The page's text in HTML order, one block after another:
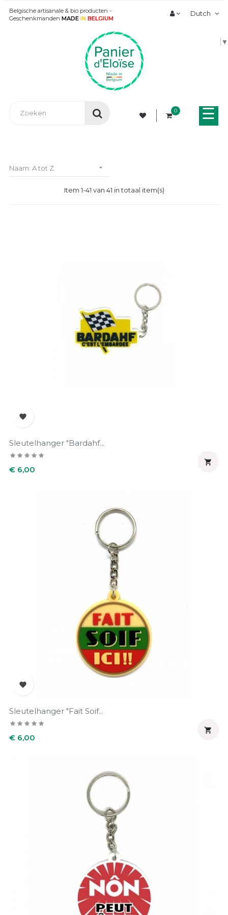
Belgische artisanale & bio producten -
Geschenkmanden MADE IN BELGIUM
Dutch
▼
0 ☰
Naam: A tot Z 
Item 1-41 van 41 in totaal item(s)

Sleutelhanger "Bardahf...
Prijs
€ 6,00


Sleutelhanger "Fait Soif...
Prijs
€ 6,00
